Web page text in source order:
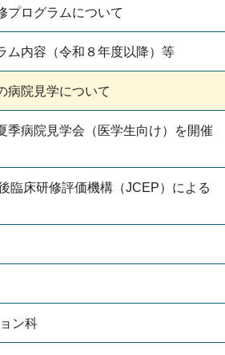
プログラムについて
ム内容（令和８年度以降）等
病院見学について
季病院見学会（医学生向け）を開催
臨床研修評価機構（JCEP）による
ン科